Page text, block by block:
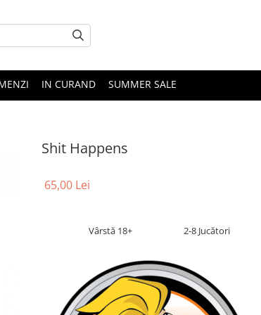
IN CURAND SUMMER SALE
Shit Happens
65,00 Lei
Vârstă 18+ 2-8 Jucători